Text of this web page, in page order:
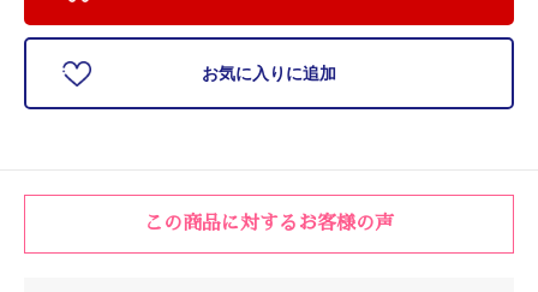
お気に入りに追加
この商品に対するお客様の声